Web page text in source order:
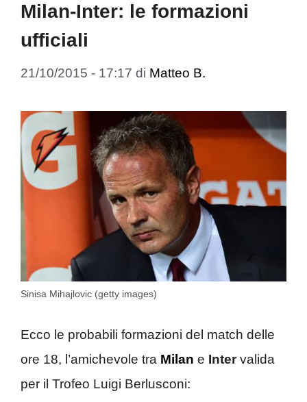
Milan-Inter: le formazioni
ufficiali
21/10/2015 - 17:17 di Matteo B.
Sinisa Mihajlovic (getty images)
Ecco le probabili formazioni del match delle
ore 18, l’amichevole tra Milan e Intervalida
per il Trofeo Luigi Berlusconi: